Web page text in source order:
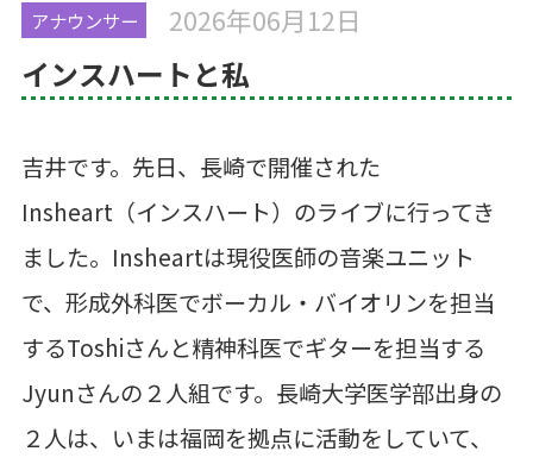
アナウンサー 2026年06月12日
インスハートと私
吉井です。先日、長崎で開催された
Insheart（インスハート）のライブに行ってき
ました。Insheartは現役医師の音楽ユニット
で、形成外科医でボーカル・バイオリンを担当
するToshiさんと精神科医でギターを担当する
Jyunさんの２人組です。長崎大学医学部出身の
２人は、いまは福岡を拠点に活動をしていて、